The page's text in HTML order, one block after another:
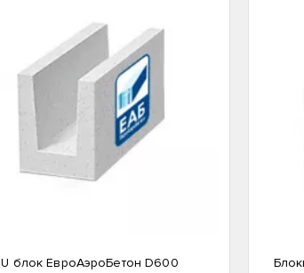
U блок ЕвроАэроБетон D600